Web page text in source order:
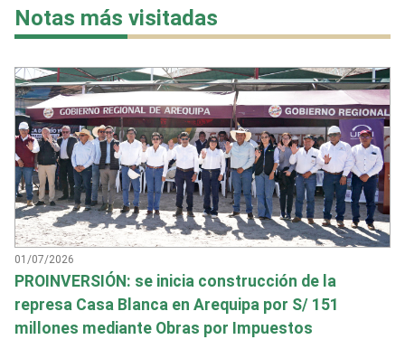
Notas más visitadas
01/07/2026
PROINVERSIÓN: se inicia construcción de la
represa Casa Blanca en Arequipa por S/ 151
millones mediante Obras por Impuestos